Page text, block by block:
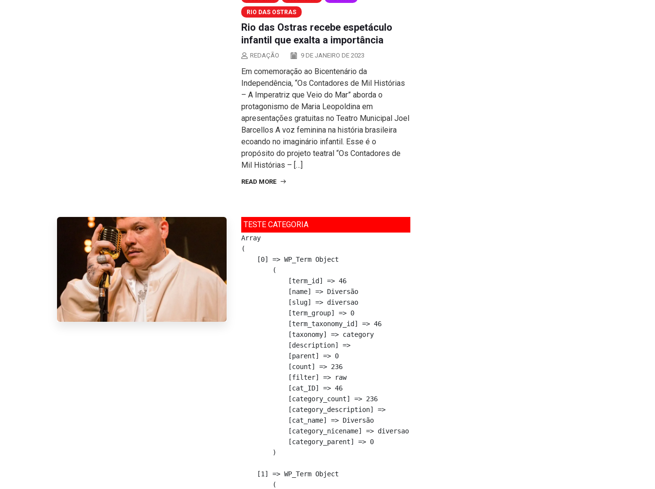
RIO DAS OSTRAS
Rio das Ostras recebe espetáculo
infantil que exalta a importância
REDAÇÃO 9 DE JANEIRO DE 2023
Em comemoração ao Bicentenário da
Independência, “Os Contadores de Mil Histórias
– A Imperatriz que Veio do Mar” aborda o
protagonismo de Maria Leopoldina em
apresentações gratuitas no Teatro Municipal Joel
Barcellos A voz feminina na história brasileira
ecoando no imaginário infantil. Esse é o
propósito do projeto teatral “Os Contadores de
Mil Histórias – […]
READ MORE
TESTE CATEGORIA
Array
(
    [0] => WP_Term Object
        (
            [term_id] => 46
            [name] => Diversão
            [slug] => diversao
            [term_group] => 0
            [term_taxonomy_id] => 46
            [taxonomy] => category
            [description] =>
            [parent] => 0
            [count] => 236
            [filter] => raw
            [cat_ID] => 46
            [category_count] => 236
            [category_description] =>
            [cat_name] => Diversão
            [category_nicename] => diversao
            [category_parent] => 0
        )
    [1] => WP_Term Object
        (